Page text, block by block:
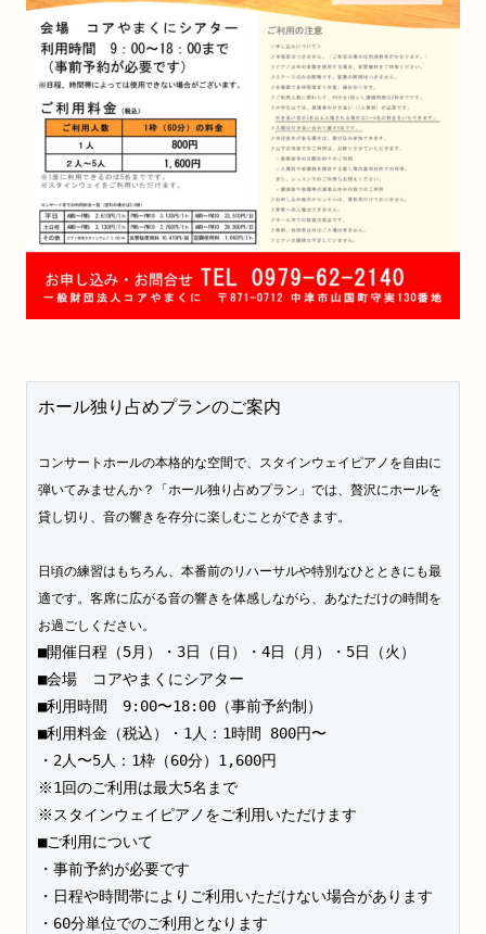
ホール独り占めプランのご案内
コンサートホールの本格的な空間で、スタインウェイピアノを自由に
弾いてみませんか？「ホール独り占めプラン」では、贅沢にホールを
貸し切り、音の響きを存分に楽しむことができます。
日頃の練習はもちろん、本番前のリハーサルや特別なひとときにも最
適です。客席に広がる音の響きを体感しながら、あなただけの時間を
お過ごしください。
■開催日程（5月）・3日（日）・4日（月）・5日（火）
■会場　コアやまくにシアター
■利用時間　9:00〜18:00（事前予約制）
■利用料金（税込）・1人：1時間 800円〜
・2人〜5人：1枠（60分）1,600円
※1回のご利用は最大5名まで
※スタインウェイピアノをご利用いただけます
■ご利用について
・事前予約が必要です
・日程や時間帯によりご利用いただけない場合があります
・60分単位でのご利用となります